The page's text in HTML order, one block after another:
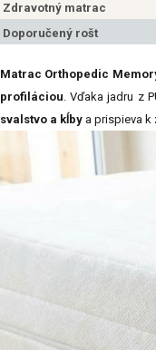
Zdravotný matrac
Doporučený rošt
Matrac Orthopedic
profiláciou. Vďaka jadru z
svalstvo a kĺby a prispieva k